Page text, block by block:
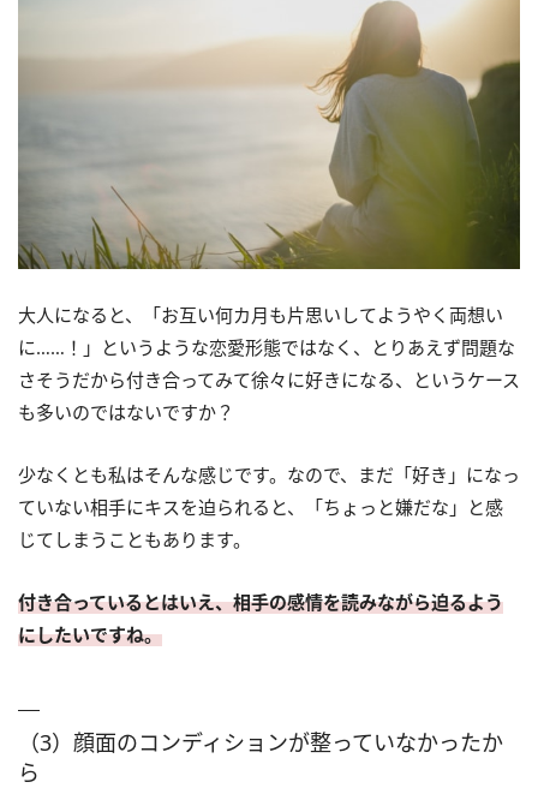
大人になると、「お互い何カ月も片思いしてようやく両想い
に……！」というような恋愛形態ではなく、とりあえず問題な
さそうだから付き合ってみて徐々に好きになる、というケース
も多いのではないですか？
少なくとも私はそんな感じです。なので、まだ「好き」になっ
ていない相手にキスを迫られると、「ちょっと嫌だな」と感
じてしまうこともあります。
付き合っているとはいえ、相手の感情を読みながら迫るよう
にしたいですね。
（3）顔面のコンディションが整っていなかったか
ら